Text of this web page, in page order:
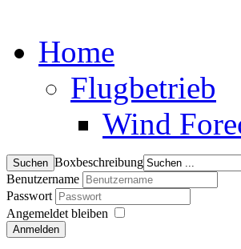
Home
Flugbetrieb
Wind
Boxbeschreibung
Benutzername
Passwort
Angemeldet bleiben
Anmelden